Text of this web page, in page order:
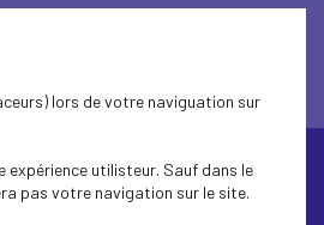
lors de votre naviguation sur
expérience utilisteur. Sauf dans le
pas votre navigation sur le site.